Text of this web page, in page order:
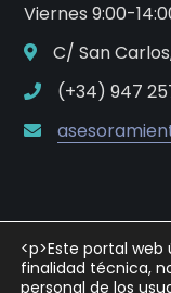
Viernes 9:00-
C/ San
(+34) 947
<p>Este portal
finalidad técnica,
personal de los